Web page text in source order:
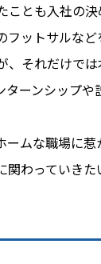
とも入社の
ットサルなど
それだけで
ーンシップ
ムな職場に
わっていきた